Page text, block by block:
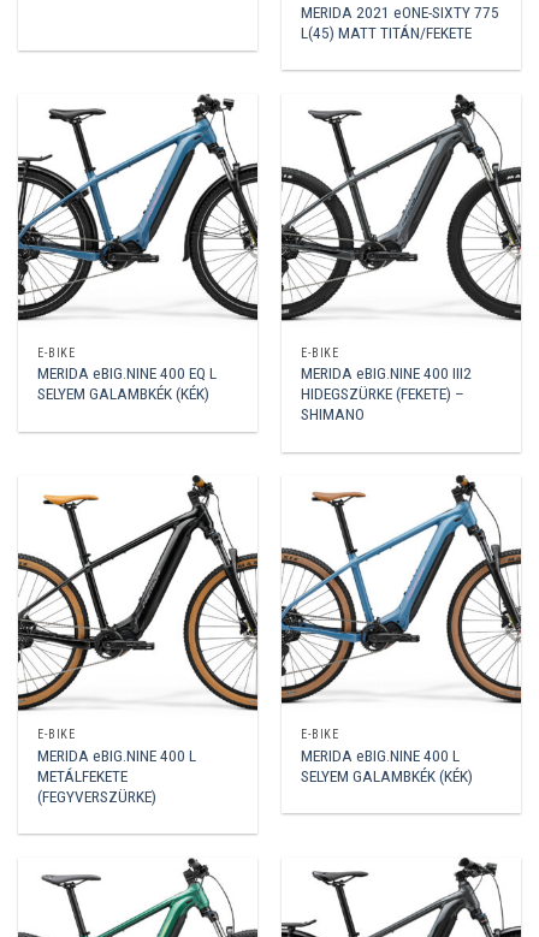
MERIDA 2021 eONE-SIXTY 775
L(45) MATT TITÁN/FEKETE
E-BIKE
MERIDA eBIG.NINE 400 EQ L
SELYEM GALAMBKÉK (KÉK)
E-BIKE
MERIDA eBIG.NINE 400 III2
HIDEGSZÜRKE (FEKETE) –
SHIMANO
E-BIKE
MERIDA eBIG.NINE 400 L
METÁLFEKETE
(FEGYVERSZÜRKE)
E-BIKE
MERIDA eBIG.NINE 400 L
SELYEM GALAMBKÉK (KÉK)